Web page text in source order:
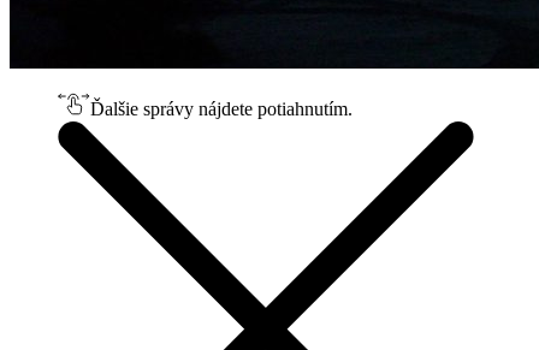
Ďalšie správy nájdete potiahnutím.